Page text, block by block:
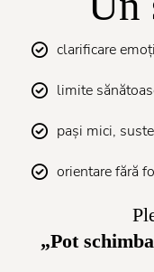
clarificare
limite
pași mici,
orientare fără
„Pot